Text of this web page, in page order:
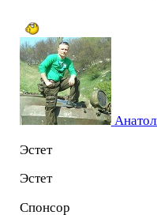
Эстет
Эстет
Спонсор